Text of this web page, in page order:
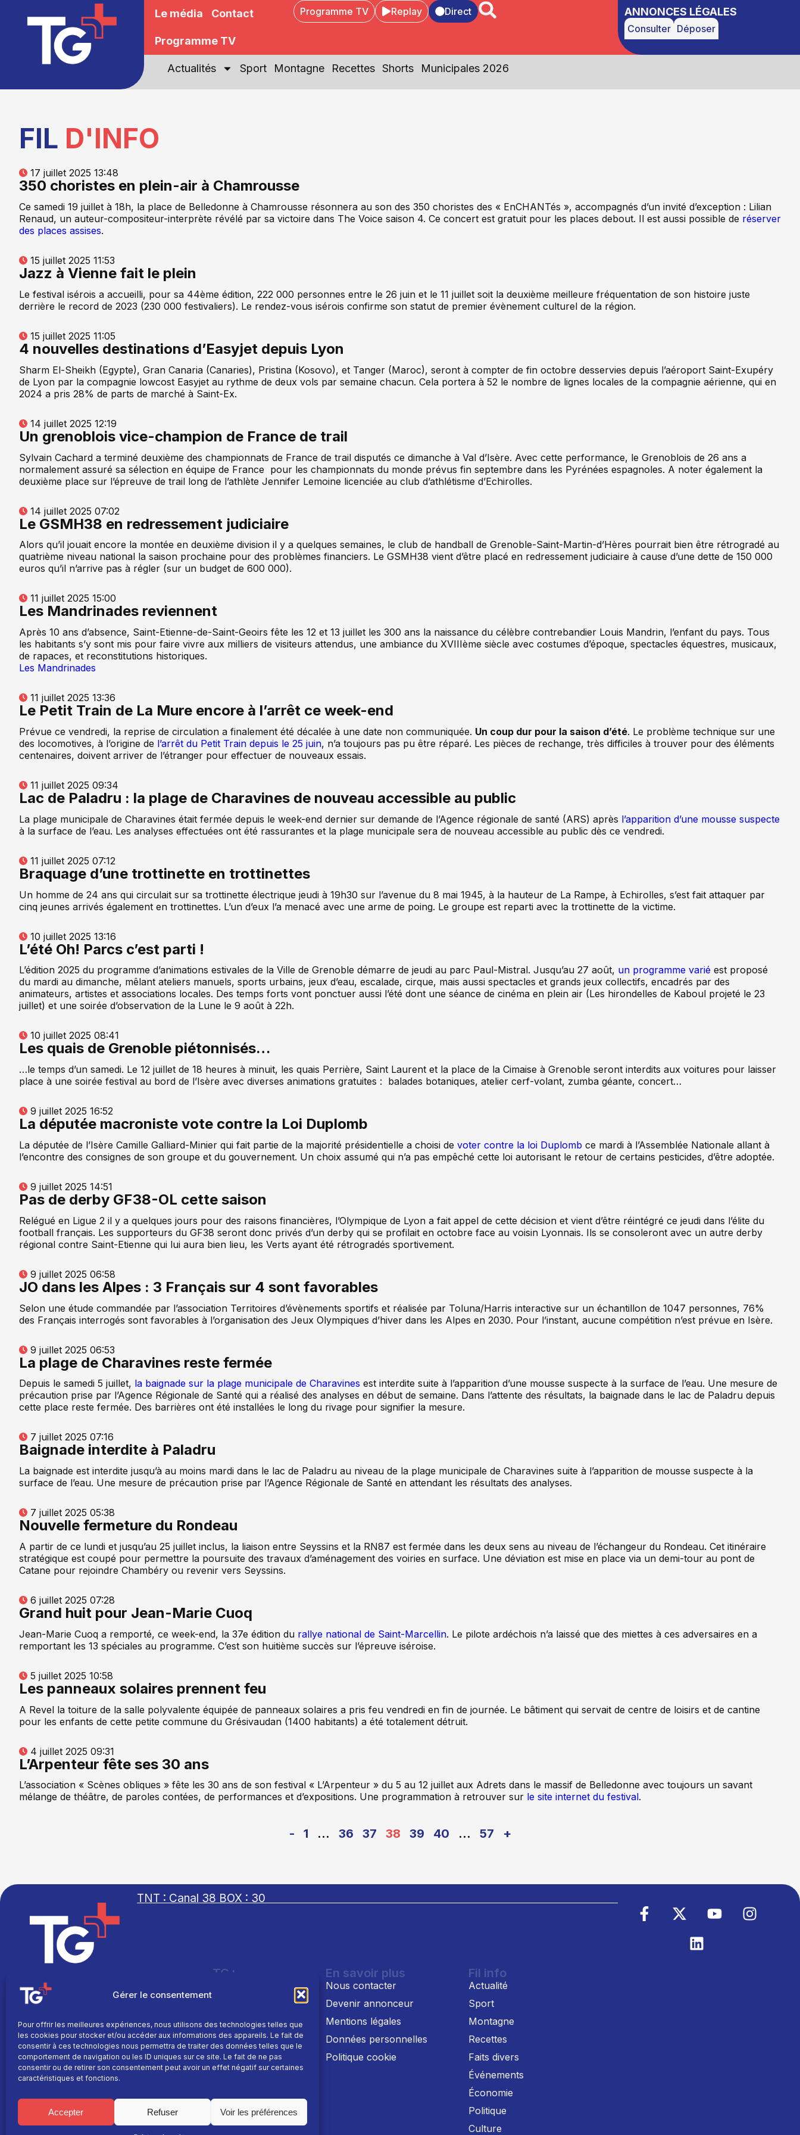
Gérer le consentement
Pour offrir les meilleures expériences, nous utilisons des technologies telles que
les cookies pour stocker et/ou accéder aux informations des appareils. Le fait de
consentir à ces technologies nous permettra de traiter des données telles que le
comportement de navigation ou les ID uniques sur ce site. Le fait de ne pas
consentir ou de retirer son consentement peut avoir un effet négatif sur certaines
caractéristiques et fonctions.
Accepter Refuser Voir les préférences
Le média Contact
Programme TV
Programme TV Replay Direct ANNONCES LÉGALES
Consulter Déposer
Actualités Sport Montagne Recettes Shorts Municipales 2026
FIL D'INFO
17 juillet 2025 13:48
350 choristes en plein-air à Chamrousse
Ce samedi 19 juillet à 18h, la place de Belledonne à Chamrousse résonnera au son des 350 choristes des « EnCHANTés », accompagnés d’un invité d’exception : Lilian
Renaud, un auteur-compositeur-interprète révélé par sa victoire dans The Voice saison 4. Ce concert est gratuit pour les places debout. Il est aussi possible de réserver
des places assises.
15 juillet 2025 11:53
Jazz à Vienne fait le plein
Le festival isérois a accueilli, pour sa 44ème édition, 222 000 personnes entre le 26 juin et le 11 juillet soit la deuxième meilleure fréquentation de son histoire juste
derrière le record de 2023 (230 000 festivaliers). Le rendez-vous isérois confirme son statut de premier évènement culturel de la région.
15 juillet 2025 11:05
4 nouvelles destinations d’Easyjet depuis Lyon
Sharm El-Sheikh (Egypte), Gran Canaria (Canaries), Pristina (Kosovo), et Tanger (Maroc), seront à compter de fin octobre desservies depuis l’aéroport Saint-Exupéry
de Lyon par la compagnie lowcost Easyjet au rythme de deux vols par semaine chacun. Cela portera à 52 le nombre de lignes locales de la compagnie aérienne, qui en
2024 a pris 28% de parts de marché à Saint-Ex.
14 juillet 2025 12:19
Un grenoblois vice-champion de France de trail
Sylvain Cachard a terminé deuxième des championnats de France de trail disputés ce dimanche à Val d’Isère. Avec cette performance, le Grenoblois de 26 ans a
normalement assuré sa sélection en équipe de France pour les championnats du monde prévus fin septembre dans les Pyrénées espagnoles. A noter également la
deuxième place sur l’épreuve de trail long de l’athlète Jennifer Lemoine licenciée au club d’athlétisme d’Echirolles.
14 juillet 2025 07:02
Le GSMH38 en redressement judiciaire
Alors qu’il jouait encore la montée en deuxième division il y a quelques semaines, le club de handball de Grenoble-Saint-Martin-d’Hères pourrait bien être rétrogradé au
quatrième niveau national la saison prochaine pour des problèmes financiers. Le GSMH38 vient d’être placé en redressement judiciaire à cause d’une dette de 150 000
euros qu’il n’arrive pas à régler (sur un budget de 600 000).
11 juillet 2025 15:00
Les Mandrinades reviennent
Après 10 ans d’absence, Saint-Etienne-de-Saint-Geoirs fête les 12 et 13 juillet les 300 ans la naissance du célèbre contrebandier Louis Mandrin, l’enfant du pays. Tous
les habitants s’y sont mis pour faire vivre aux milliers de visiteurs attendus, une ambiance du XVIIIème siècle avec costumes d’époque, spectacles équestres, musicaux,
de rapaces, et reconstitutions historiques.
Les Mandrinades
11 juillet 2025 13:36
Le Petit Train de La Mure encore à l’arrêt ce week-end
Prévue ce vendredi, la reprise de circulation a finalement été décalée à une date non communiquée. Un coup dur pour la saison d’été. Le problème technique sur une
des locomotives, à l’origine de l’arrêt du Petit Train depuis le 25 juin, n’a toujours pas pu être réparé. Les pièces de rechange, très difficiles à trouver pour des éléments
centenaires, doivent arriver de l’étranger pour effectuer de nouveaux essais.
11 juillet 2025 09:34
Lac de Paladru : la plage de Charavines de nouveau accessible au public
La plage municipale de Charavines était fermée depuis le week-end dernier sur demande de l’Agence régionale de santé (ARS) après l’apparition d’une mousse suspecte
à la surface de l’eau. Les analyses effectuées ont été rassurantes et la plage municipale sera de nouveau accessible au public dès ce vendredi.
11 juillet 2025 07:12
Braquage d’une trottinette en trottinettes
Un homme de 24 ans qui circulait sur sa trottinette électrique jeudi à 19h30 sur l’avenue du 8 mai 1945, à la hauteur de La Rampe, à Echirolles, s’est fait attaquer par
cinq jeunes arrivés également en trottinettes. L’un d’eux l’a menacé avec une arme de poing. Le groupe est reparti avec la trottinette de la victime.
10 juillet 2025 13:16
L’été Oh! Parcs c’est parti !
L’édition 2025 du programme d’animations estivales de la Ville de Grenoble démarre de jeudi au parc Paul-Mistral. Jusqu’au 27 août, un programme varié est proposé
du mardi au dimanche, mêlant ateliers manuels, sports urbains, jeux d’eau, escalade, cirque, mais aussi spectacles et grands jeux collectifs, encadrés par des
animateurs, artistes et associations locales. Des temps forts vont ponctuer aussi l’été dont une séance de cinéma en plein air (Les hirondelles de Kaboul projeté le 23
juillet) et une soirée d’observation de la Lune le 9 août à 22h.
10 juillet 2025 08:41
Les quais de Grenoble piétonnisés…
…le temps d’un samedi. Le 12 juillet de 18 heures à minuit, les quais Perrière, Saint Laurent et la place de la Cimaise à Grenoble seront interdits aux voitures pour laisser
place à une soirée festival au bord de l’Isère avec diverses animations gratuites : balades botaniques, atelier cerf-volant, zumba géante, concert…
9 juillet 2025 16:52
La députée macroniste vote contre la Loi Duplomb
La députée de l’Isère Camille Galliard-Minier qui fait partie de la majorité présidentielle a choisi de voter contre la loi Duplomb ce mardi à l’Assemblée Nationale allant à
l’encontre des consignes de son groupe et du gouvernement. Un choix assumé qui n’a pas empêché cette loi autorisant le retour de certains pesticides, d’être adoptée.
9 juillet 2025 14:51
Pas de derby GF38-OL cette saison
Relégué en Ligue 2 il y a quelques jours pour des raisons financières, l’Olympique de Lyon a fait appel de cette décision et vient d’être réintégré ce jeudi dans l’élite du
football français. Les supporteurs du GF38 seront donc privés d’un derby qui se profilait en octobre face au voisin Lyonnais. Ils se consoleront avec un autre derby
régional contre Saint-Etienne qui lui aura bien lieu, les Verts ayant été rétrogradés sportivement.
9 juillet 2025 06:58
JO dans les Alpes : 3 Français sur 4 sont favorables
Selon une étude commandée par l’association Territoires d’évènements sportifs et réalisée par Toluna/Harris interactive sur un échantillon de 1047 personnes, 76%
des Français interrogés sont favorables à l’organisation des Jeux Olympiques d’hiver dans les Alpes en 2030. Pour l’instant, aucune compétition n’est prévue en Isère.
9 juillet 2025 06:53
La plage de Charavines reste fermée
Depuis le samedi 5 juillet, la baignade sur la plage municipale de Charavines est interdite suite à l’apparition d’une mousse suspecte à la surface de l’eau. Une mesure de
précaution prise par l’Agence Régionale de Santé qui a réalisé des analyses en début de semaine. Dans l’attente des résultats, la baignade dans le lac de Paladru depuis
cette place reste fermée. Des barrières ont été installées le long du rivage pour signifier la mesure.
7 juillet 2025 07:16
Baignade interdite à Paladru
La baignade est interdite jusqu’à au moins mardi dans le lac de Paladru au niveau de la plage municipale de Charavines suite à l’apparition de mousse suspecte à la
surface de l’eau. Une mesure de précaution prise par l’Agence Régionale de Santé en attendant les résultats des analyses.
7 juillet 2025 05:38
Nouvelle fermeture du Rondeau
A partir de ce lundi et jusqu’au 25 juillet inclus, la liaison entre Seyssins et la RN87 est fermée dans les deux sens au niveau de l’échangeur du Rondeau. Cet itinéraire
stratégique est coupé pour permettre la poursuite des travaux d’aménagement des voiries en surface. Une déviation est mise en place via un demi-tour au pont de
Catane pour rejoindre Chambéry ou revenir vers Seyssins.
6 juillet 2025 07:28
Grand huit pour Jean-Marie Cuoq
Jean-Marie Cuoq a remporté, ce week-end, la 37e édition du rallye national de Saint-Marcellin. Le pilote ardéchois n’a laissé que des miettes à ces adversaires en a
remportant les 13 spéciales au programme. C’est son huitième succès sur l’épreuve iséroise.
5 juillet 2025 10:58
Les panneaux solaires prennent feu
A Revel la toiture de la salle polyvalente équipée de panneaux solaires a pris feu vendredi en fin de journée. Le bâtiment qui servait de centre de loisirs et de cantine
pour les enfants de cette petite commune du Grésivaudan (1400 habitants) a été totalement détruit.
4 juillet 2025 09:31
L’Arpenteur fête ses 30 ans
L’association « Scènes obliques » fête les 30 ans de son festival « L’Arpenteur » du 5 au 12 juillet aux Adrets dans le massif de Belledonne avec toujours un savant
mélange de théâtre, de paroles contées, de performances et d’expositions. Une programmation à retrouver sur le site internet du festival.
- 1 … 36 37 38 39 40 … 57 +
TNT : Canal 38 BOX : 30
Site réalisé par
L’agence Ailleurs
TG+
Direct
Programme TV
La chaine
Le média
En savoir plus
Nous contacter
Devenir annonceur
Mentions légales
Données personnelles
Politique cookie
Fil info
Actualité
Sport
Montagne
Recettes
Faits divers
Événements
Économie
Politique
Culture